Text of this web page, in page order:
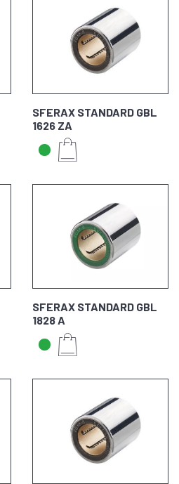
SFERAX STANDARD GBL
1626 ZA
SFERAX STANDARD GBL
1828 A